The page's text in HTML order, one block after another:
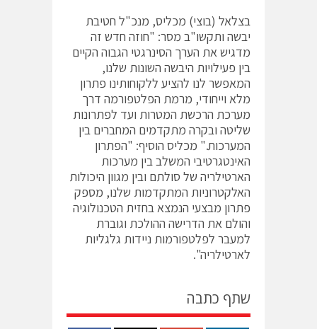
בצלאל (בוצי) מכליס, מנכ"ל חטיבת
יבשה ותקשו"ב מסר: "חוזה חדש זה
מדגיש את הערך הסינרגטי הגבוה הקיים
בין פעילויות היבשה השונות שלנו,
המאפשר לנו להציע ללקוחותינו פתרון
מלא וייחודי, מרמת הפלטפורמה דרך
מערכת הרכשת המטרות ועד לפתרונות
שליטה ובקרה מתקדמים המחברים בין
המערכות." מכליס הוסיף: "הפתרון
האינטגרטיבי המשלב בין מערכות
הארטילריה של סולתם ובין מגוון היכולות
האלקטרוניות המתקדמות שלנו, מספק
פתרון מבצעי הנמצא בחזית הטכנולוגיה
והולם את הדרישה ההולכת וגוברת
למעבר לפלטפורמות ניידות גלגליות
לארטילריה".
שתף כתבה